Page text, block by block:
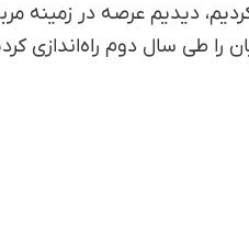
دیدیم عرصه در زمینه
را طی سال دوم راه‌اندازی